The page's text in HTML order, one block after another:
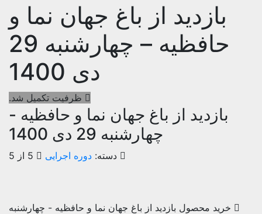
بازدید از باغ جهان نما و
حافظیه – چهارشنبه 29
دی 1400
ظرفیت تکمیل شد.
بازدید از باغ جهان نما و حافظیه -
چهارشنبه 29 دی 1400
دسته:دوره اجرایی 5 از 5
خرید محصول بازدید از باغ جهان نما و حافظیه - چهارشنبه